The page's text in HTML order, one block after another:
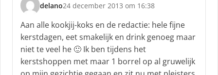
delano
s
c
h
r
e
e
f
24 december 2013 om 16:38
Aan alle kookjij-koks en de redactie: hele fijne
kerstdagen, eet smakelijk en drink genoeg maar
niet te veel he 🙂 Ik ben tijdens het
kerstshoppen met maar 1 borrel op al gruwelijk